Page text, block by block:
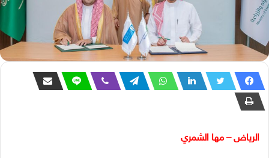
الرياض – مها الشمري